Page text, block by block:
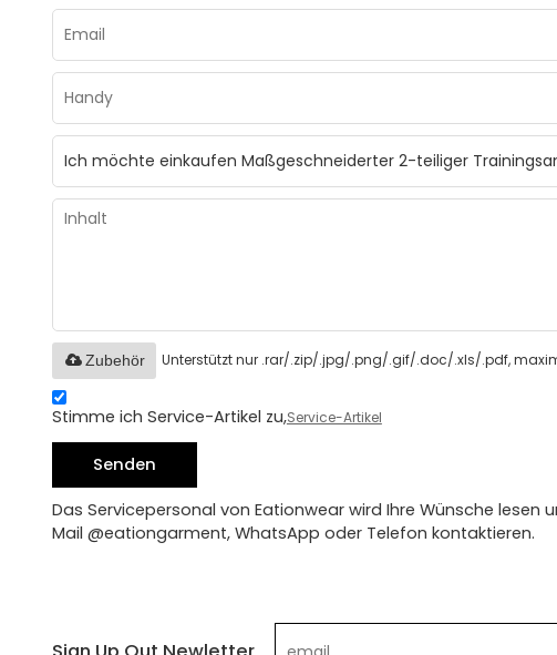
Unterstützt nur .rar/.zip/.jpg/.png/.gif/.doc/.xls/.pdf,
Zubehör
Stimme ich Service-Artikel zu,Service-Artikel
Senden
Das Servicepersonal von Eationwear wird Ihre Wünsche
Mail @eationgarment, WhatsApp oder Telefon kontaktieren.